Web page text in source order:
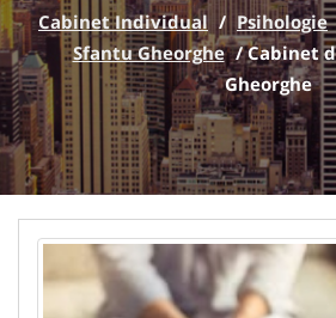
Cabinet Individual / Psihologie
Sfantu Gheorghe /Cabinet
Gheorghe